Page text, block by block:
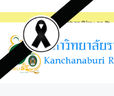
saraban@kru.ac.th